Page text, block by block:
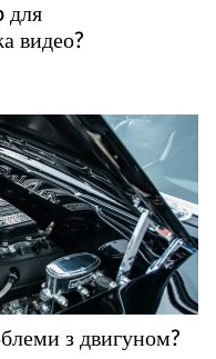
для
видео?
з двигуном?